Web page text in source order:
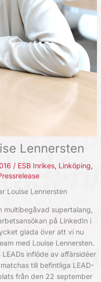
Lennersten
/ ESB Inrikes, Linköping,
Louise Lennersten
multibegåvad supertalang,
på LinkedIn i
glada över att vi nu
med Louise Lennersten.
inflöde av affärsidéer
till befintliga LEAD-
från den 22 september